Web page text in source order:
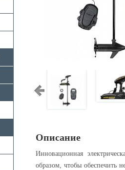
Описание
Инновационная
образом, чтобы обеспечить